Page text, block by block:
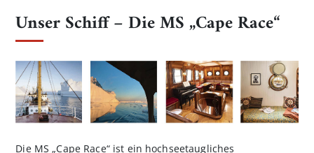
Unser Schiff – Die MS „Cape Race“
Die MS „Cape Race“ ist ein hochseetaugliches